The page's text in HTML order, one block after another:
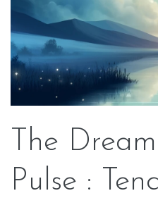
The
Pulse :